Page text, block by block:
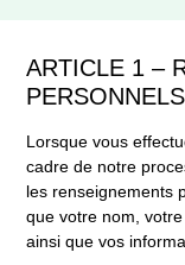
ARTICLE 1 –
Lorsque vous
cadre de notre
les renseignements
que votre nom,
ainsi que vos